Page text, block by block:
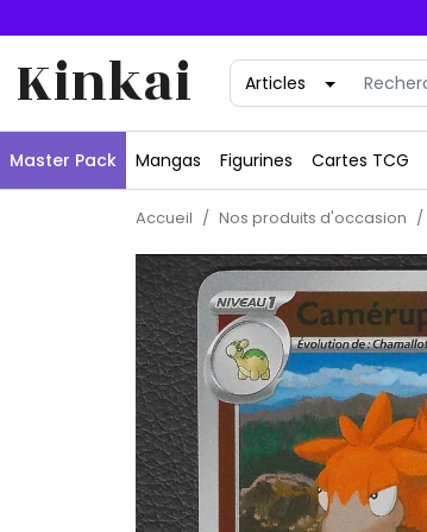
Kinkai
Master Pack Mangas Figurines Cartes TCG
Accueil Nos produits d'occasion